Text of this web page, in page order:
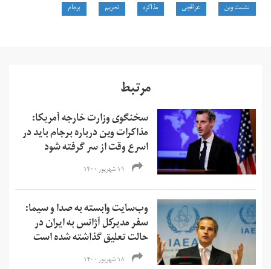
نشست وین عراقچی مذاکره تحریم برجام
مرتبط
سخنگوی وزارت خارجه آمریکا:
مذاکرات وین درباره برجام باید در
اسرع وقت از سر گرفته شود
۱۹ شهریور ۱۴۰۰
وب‌سایت وابسته به صدا و سیما:
سفر مدیرکل آژانس به ایران در
حالت تعلیق گذاشته شده است
۱۸ شهریور ۱۴۰۰